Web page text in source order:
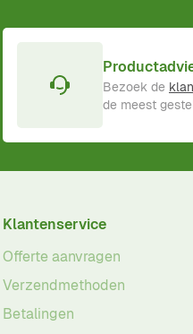
Bezoek de
de meest
Klantenservice
Offerte aanvragen
Verzendmethoden
Betalingen